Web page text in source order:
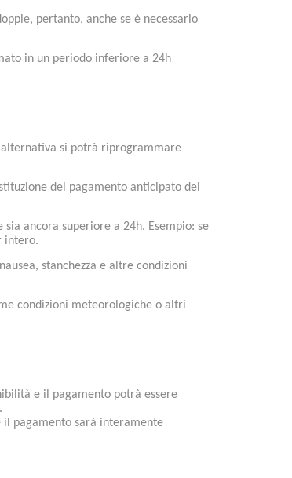
pertanto, anche se è necessario
in un periodo inferiore a 24h
si potrà riprogrammare
del pagamento anticipato del
ancora superiore a 24h. Esempio: se
intero.
stanchezza e altre condizioni
condizioni meteorologiche o altri
e il pagamento potrà essere
pagamento sarà interamente